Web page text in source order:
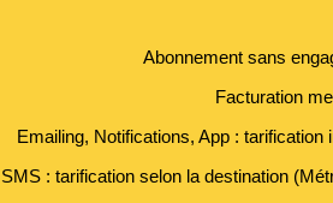
Abonnement sans
Facturation
Emailing, Notifications, App :
SMS : tarification selon la destination